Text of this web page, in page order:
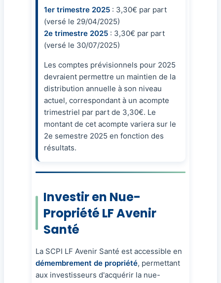
1er trimestre 2025 : 3,30€ par part
(versé le 29/04/2025)
2e trimestre 2025 : 3,30€ par part
(versé le 30/07/2025)
Les comptes prévisionnels pour 2025
devraient permettre un maintien de la
distribution annuelle à son niveau
actuel, correspondant à un acompte
trimestriel par part de 3,30€. Le
montant de cet acompte variera sur le
2e semestre 2025 en fonction des
résultats.
Investir en Nue-
Propriété LF Avenir
Santé
La SCPI LF Avenir Santé est accessible en
démembrement de propriété, permettant
aux investisseurs d'acquérir la nue-